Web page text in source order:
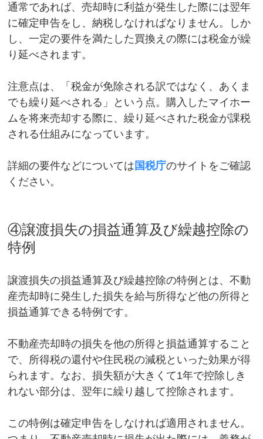
通常であれば、売却時に利益が発生した際には翌年
に確定申告をし、納税しなければなりません。しか
し、一定の要件を満たした買換えの際には税金が繰
り延べされます。
注意点は、「税金が免除される訳ではなく、あくま
でも繰り延べされる」という点。購入したマイホー
ムを将来売却する際に、繰り延べされた税金が課税
される仕組みになっています。
詳細の要件などについては 国税庁のサイトをご確認
ください。
④譲渡損失の損益通算及び繰越控除の
特例
譲渡損失の損益通算及び繰越控除の特例とは、不動
産売却時に発生した損失を給与所得など他の所得と
損益通算できる特例です。
不動産売却時の損失を他の所得と損益通算すること
で、所得税の還付や住民税の減税といった効果が得
られます。なお、損失額が大きくて1年で控除しき
れない部分は、翌年に繰り越して控除されます。
この特例は確定申告をしなければ適用されません。